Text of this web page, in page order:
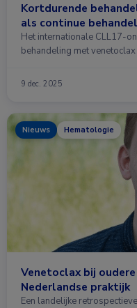
Kortdurende
als continue
Het internationale CLL17-
behandeling met
9 dec. 2025
Nieuws Hematologie
Venetoclax bij
Nederlandse praktijk
Een landelijke